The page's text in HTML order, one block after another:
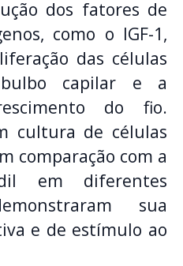
dos fatores de
como o IGF-1,
das células
capilar e a
do fio.
cultura de células
comparação com a
em diferentes
sua
e de estímulo ao